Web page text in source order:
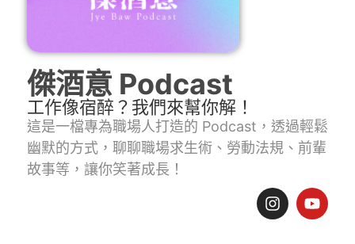
傑酒意 Podcast
工作像宿醉？我們來幫你解！
這是一檔專為職場人打造的 Podcast，透過輕鬆
幽默的方式，聊聊職場求生術、勞動法規、前輩
故事等，讓你笑著成長！